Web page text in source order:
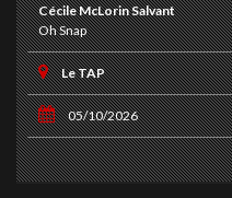
Cécile McLorin Salvant
Oh Snap
Le TAP
05/10/2026